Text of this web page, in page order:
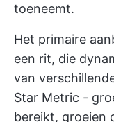
toeneemt.
Het primaire
een rit, die
van
Star Metric -
bereikt, groeien